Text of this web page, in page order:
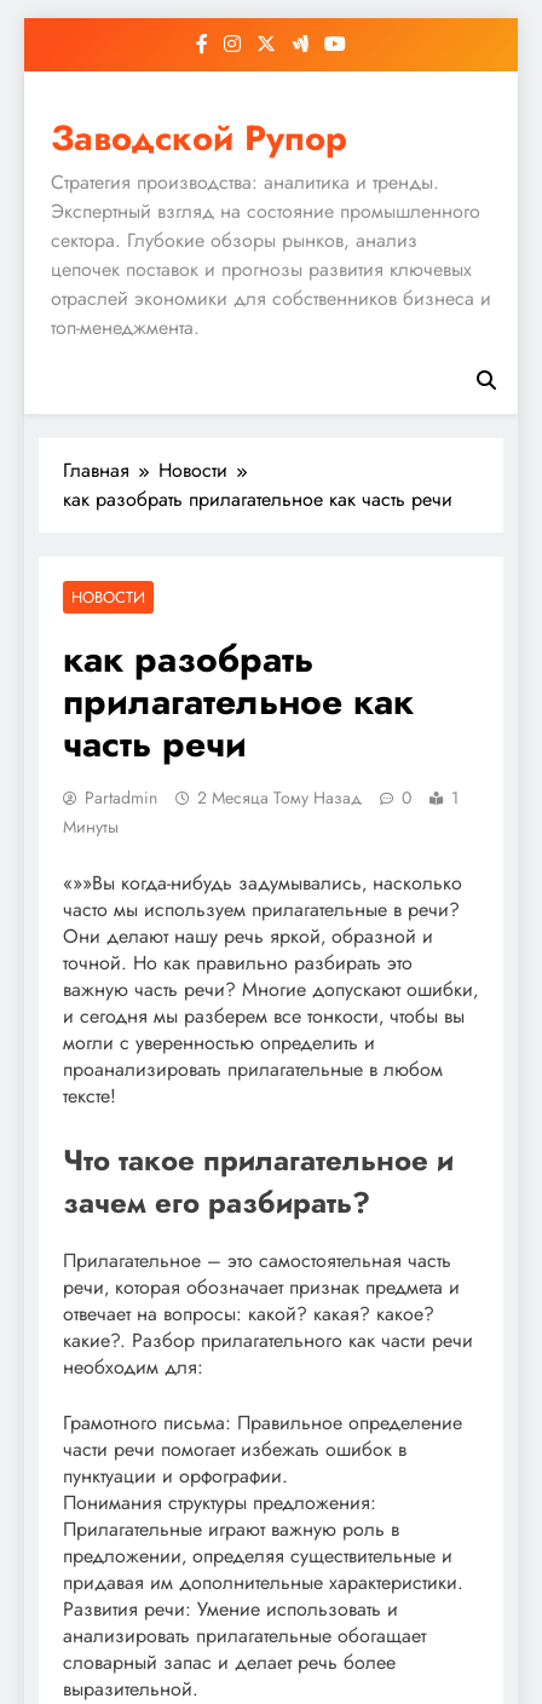
Заводской Рупор
Стратегия производства: аналитика и тренды.
Экспертный взгляд на состояние промышленного
сектора. Глубокие обзоры рынков, анализ
цепочек поставок и прогнозы развития ключевых
отраслей экономики для собственников бизнеса и
топ-менеджмента.
Главная
Новости
как разобрать прилагательное как часть речи
НОВОСТИ
как разобрать
прилагательное как
часть речи
Partadmin 2 Месяца Тому Назад 0
1
Минуты
«»»Вы когда-нибудь задумывались‚ насколько
часто мы используем прилагательные в речи?
Они делают нашу речь яркой‚ образной и
точной. Но как правильно разбирать это
важную часть речи? Многие допускают ошибки‚
и сегодня мы разберем все тонкости‚ чтобы вы
могли с уверенностью определить и
проанализировать прилагательные в любом
тексте!
Что такое прилагательное и
зачем его разбирать?
Прилагательное – это самостоятельная часть
речи‚ которая обозначает признак предмета и
отвечает на вопросы: какой? какая? какое?
какие?. Разбор прилагательного как части речи
необходим для:
Грамотного письма: Правильное определение
части речи помогает избежать ошибок в
пунктуации и орфографии.
Понимания структуры предложения:
Прилагательные играют важную роль в
предложении‚ определяя существительные и
придавая им дополнительные характеристики.
Развития речи: Умение использовать и
анализировать прилагательные обогащает
словарный запас и делает речь более
выразительной.